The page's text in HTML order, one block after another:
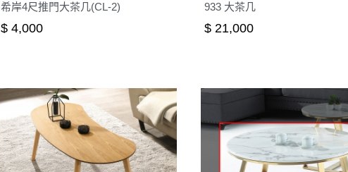
希岸4尺推門大茶几(CL-2)
$ 4,000
933 大茶几
$ 21,000